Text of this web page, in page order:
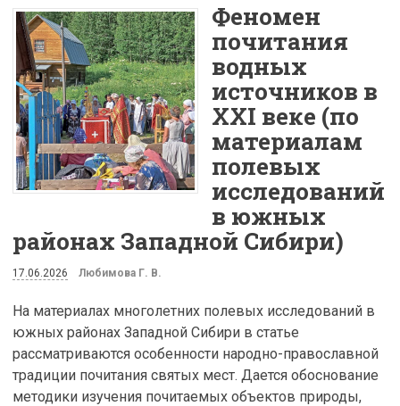
Феномен
почитания
водных
источников в
XXI веке (по
материалам
полевых
исследований
в южных
районах Западной Сибири)
17.06.2026 Любимова Г. В.
На материалах многолетних полевых исследований в
южных районах Западной Сибири в статье
рассматриваются особенности народно-православной
традиции почитания святых мест. Дается обоснование
методики изучения почитаемых объектов природы,